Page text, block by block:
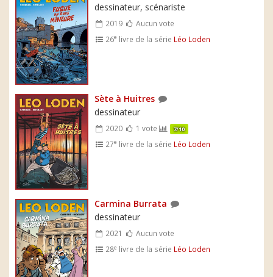
dessinateur, scénariste
2019
Aucun vote
26e livre de la série Léo Loden
Sète à Huitres
dessinateur
2020 1 vote 7/10
27e livre de la série Léo Loden
Carmina Burrata
dessinateur
2021
Aucun vote
28e livre de la série Léo Loden